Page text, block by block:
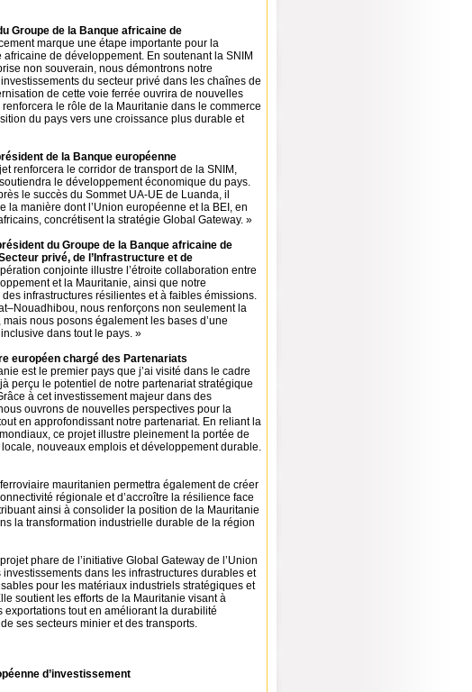
Groupe de la Banque africaine de
marque une étape importante pour la
de développement. En soutenant la SNIM
non souverain, nous démontrons notre
du secteur privé dans les chaînes de
de cette voie ferrée ouvrira de nouvelles
le rôle de la Mauritanie dans le commerce
du pays vers une croissance plus durable et
de la Banque européenne
renforcera le corridor de transport de la SNIM,
le développement économique du pays.
le succès du Sommet UA-UE de Luanda, il
la manière dont l’Union européenne et la BEI, en
concrétisent la stratégie Global Gateway. »
du Groupe de la Banque africaine de
privé, de l’Infrastructure et de
conjointe illustre l’étroite collaboration entre
et la Mauritanie, ainsi que notre
infrastructures résilientes et à faibles émissions.
nous renforçons non seulement la
nous posons également les bases d’une
dans tout le pays. »
européen chargé des Partenariats
est le premier pays que j’ai visité dans le cadre
perçu le potentiel de notre partenariat stratégique
à cet investissement majeur dans des
ouvrons de nouvelles perspectives pour la
en approfondissant notre partenariat. En reliant la
ce projet illustre pleinement la portée de
nouveaux emplois et développement durable.
mauritanien permettra également de créer
régionale et d’accroître la résilience face
ainsi à consolider la position de la Mauritanie
la transformation industrielle durable de la région
phare de l’initiative Global Gateway de l’Union
dans les infrastructures durables et
pour les matériaux industriels stratégiques et
soutient les efforts de la Mauritanie visant à
exportations tout en améliorant la durabilité
ses secteurs minier et des transports.
d’investissement